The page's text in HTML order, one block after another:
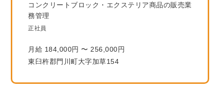
コンクリートブロック・エクステリア商品の販売業
務管理
正社員
月給 184,000円 〜 256,000円
東臼杵郡門川町大字加草154